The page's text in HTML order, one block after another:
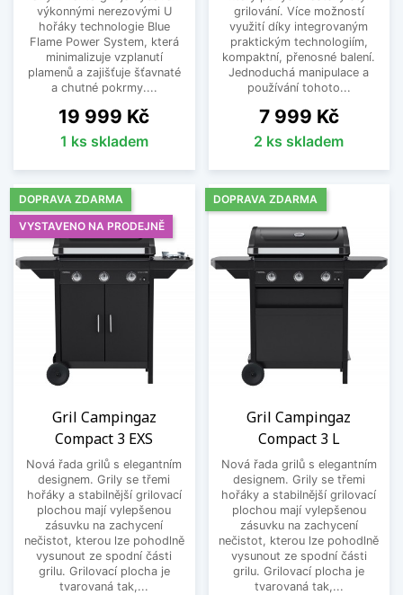
výkonnými nerezovými U
hořáky technologie Blue
Flame Power System, která
minimalizuje vzplanutí
plamenů a zajišťuje šťavnaté
a chutné pokrmy....
Cena
19 999 Kč
1 ks skladem
grilování. Více možností
využití díky integrovaným
praktickým technologiím,
kompaktní, přenosné balení.
Jednoduchá manipulace a
používání tohoto...
Cena
7 999 Kč
2 ks skladem
Gril Campingaz
Compact 3 EXS
Nová řada grilů s elegantním
designem. Grily se třemi
hořáky a stabilnější grilovací
plochou mají vylepšenou
zásuvku na zachycení
nečistot, kterou lze pohodlně
vysunout ze spodní části
grilu. Grilovací plocha je
tvarovaná tak,...
DOPRAVA ZDARMA
VYSTAVENO NA PRODEJNĚ
Gril Campingaz
Compact 3 L
Nová řada grilů s elegantním
designem. Grily se třemi
hořáky a stabilnější grilovací
plochou mají vylepšenou
zásuvku na zachycení
nečistot, kterou lze pohodlně
vysunout ze spodní části
grilu. Grilovací plocha je
tvarovaná tak,...
DOPRAVA ZDARMA